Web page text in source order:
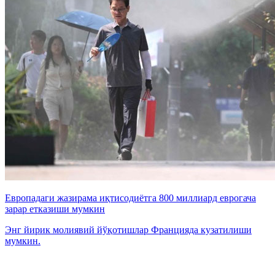
Европадаги жазирама иқтисодиётга 800 миллиард еврогача
зарар етказиши мумкин
Энг йирик молиявий йўқотишлар Францияда кузатилиши
мумкин.